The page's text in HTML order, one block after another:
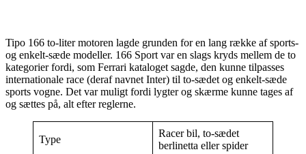
Tipo 166 to-liter motoren lagde grunden for en lang række af sports-
og enkelt-sæde modeller. 166 Sport var en slags kryds mellem de to
kategorier fordi, som Ferrari kataloget sagde, den kunne tilpasses
internationale race (deraf navnet Inter) til to-sædet og enkelt-sæde
sports vogne. Det var muligt fordi lygter og skærme kunne tages af
og sættes på, alt efter reglerne.
Type
Racer bil, to-sædet
berlinetta eller spider